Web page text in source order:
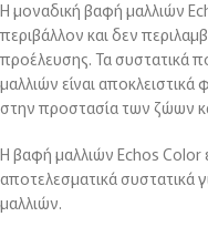
Η μοναδική βαφή μαλλιών
περιβάλλον και δεν
προέλευσης. Τα συστατικά
μαλλιών είναι
στην προστασία των ζώων
Η βαφή μαλλιών Echos Color
αποτελεσματικά συστατικά
μαλλιών.